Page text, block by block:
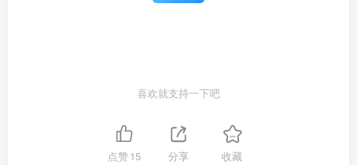
喜欢就支持一下吧
点赞15 分享 收藏